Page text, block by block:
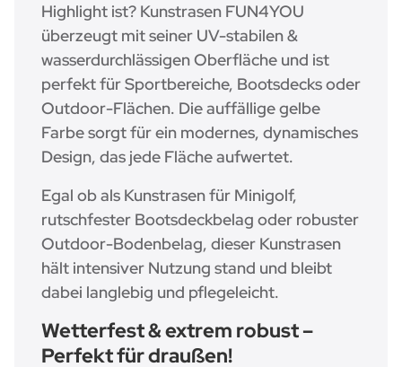
Highlight ist? Kunstrasen FUN4YOU
überzeugt mit seiner UV-stabilen &
wasserdurchlässigen Oberfläche und ist
perfekt für Sportbereiche, Bootsdecks oder
Outdoor-Flächen. Die auffällige gelbe
Farbe sorgt für ein modernes, dynamisches
Design, das jede Fläche aufwertet.
Egal ob als Kunstrasen für Minigolf,
rutschfester Bootsdeckbelag oder robuster
Outdoor-Bodenbelag, dieser Kunstrasen
hält intensiver Nutzung stand und bleibt
dabei langlebig und pflegeleicht.
Wetterfest & extrem robust –
Perfekt für draußen!